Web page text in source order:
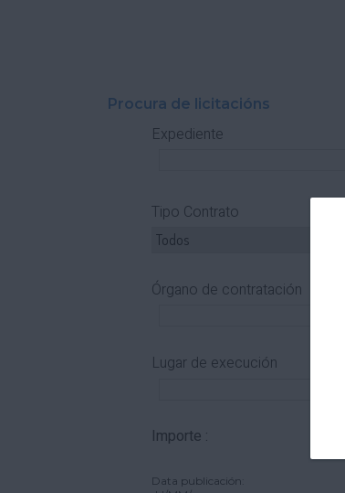
Procura de licitacións
Expediente
Tipo Contrato
Órgano de contratación
Lugar de execución
Importe :
Data publicación: